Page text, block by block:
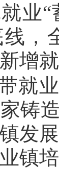
业
，
增
就
铸
发
镇